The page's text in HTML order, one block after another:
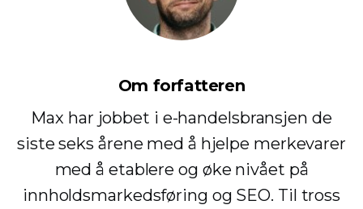
Om forfatteren
Max har jobbet i e-handelsbransjen de
siste seks årene med å hjelpe merkevarer
med å etablere og øke nivået på
innholdsmarkedsføring og SEO. Til tross